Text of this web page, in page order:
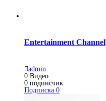
Entertainment Channel
admin
0 Видео
0 подписчик
Подписка 0